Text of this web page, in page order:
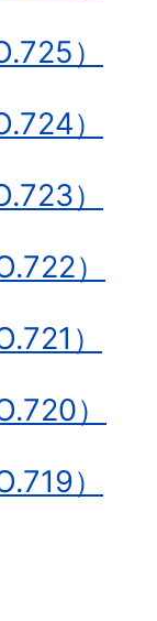
）
）
）
）
）
）
）